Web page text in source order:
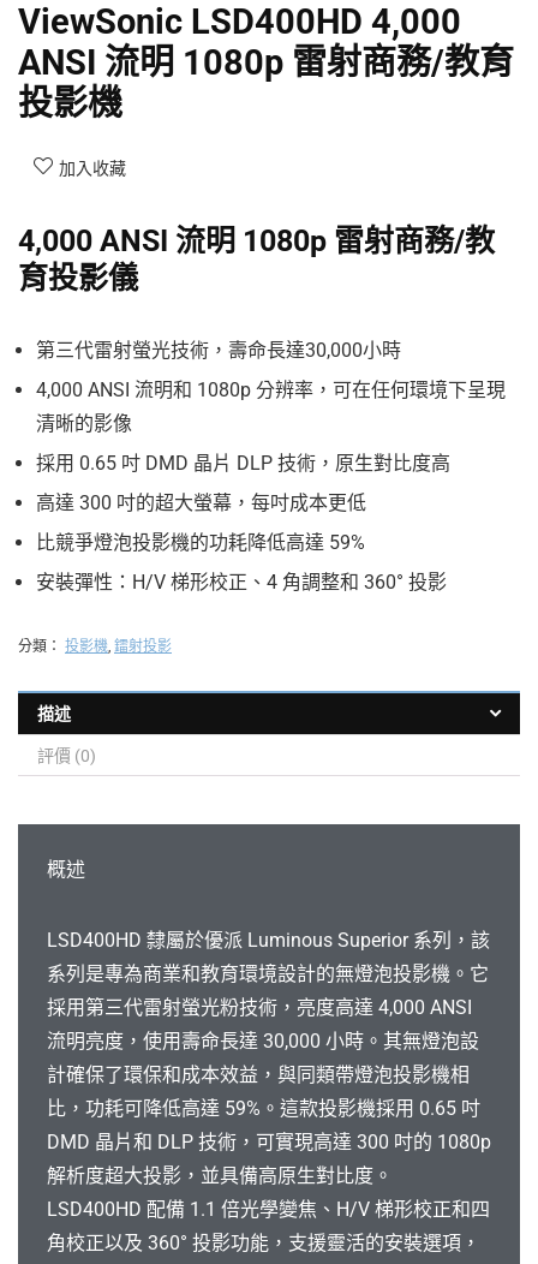
ViewSonic LSD400HD 4,000
ANSI 流明 1080p 雷射商務/教育
投影機
加入收藏
4,000 ANSI 流明 1080p 雷射商務/教
育投影儀
第三代雷射螢光技術，壽命長達30,000小時
4,000 ANSI 流明和 1080p 分辨率，可在任何環境下呈現
清晰的影像
採用 0.65 吋 DMD 晶片 DLP 技術，原生對比度高
高達 300 吋的超大螢幕，每吋成本更低
比競爭燈泡投影機的功耗降低高達 59%
安裝彈性：H/V 梯形校正、4 角調整和 360° 投影
分類： 投影機, 鐳射投影
描述
評價 (0)
概述
LSD400HD 隸屬於優派 Luminous Superior 系列，該
系列是專為商業和教育環境設計的無燈泡投影機。它
採用第三代雷射螢光粉技術，亮度高達 4,000 ANSI
流明亮度，使用壽命長達 30,000 小時。其無燈泡設
計確保了環保和成本效益，與同類帶燈泡投影機相
比，功耗可降低高達 59%。這款投影機採用 0.65 吋
DMD 晶片和 DLP 技術，可實現高達 300 吋的 1080p
解析度超大投影，並具備高原生對比度。
LSD400HD 配備 1.1 倍光學變焦、H/V 梯形校正和四
角校正以及 360° 投影功能，支援靈活的安裝選項，